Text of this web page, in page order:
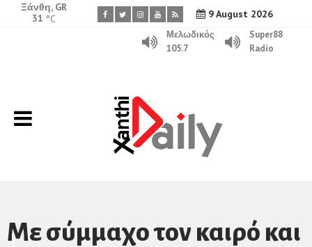
9 August 2026
Ξάνθη, GR
31 °C
Μελωδικός
105.7
Super88
Radio
Mε σύμμαχο τον καιρό και